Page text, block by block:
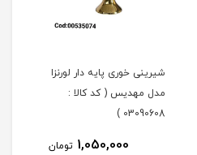
شیرینی خوری پایه دار لورنزا
مدل مهدیس ( کد کالا :
03090608 )
1,050,000 تومان